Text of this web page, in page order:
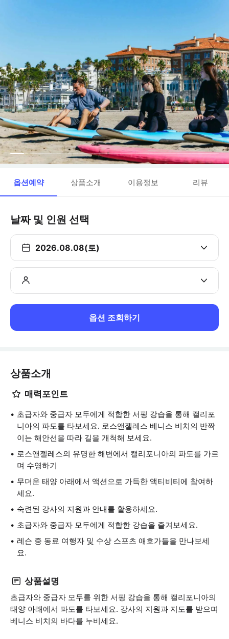
옵션예약 상품소개 이용정보 리뷰
날짜 및 인원 선택
2026.08.08(토)
옵션 조회하기
상품소개
매력포인트
초급자와 중급자 모두에게 적합한 서핑 강습을 통해 캘리포
니아의 파도를 타보세요. 로스앤젤레스 베니스 비치의 반짝
이는 해안선을 따라 길을 개척해 보세요.
로스앤젤레스의 유명한 해변에서 캘리포니아의 파도를 가르
며 수영하기
무더운 태양 아래에서 액션으로 가득한 액티비티에 참여하
세요.
숙련된 강사의 지원과 안내를 활용하세요.
초급자와 중급자 모두에게 적합한 강습을 즐겨보세요.
레슨 중 동료 여행자 및 수상 스포츠 애호가들을 만나보세
요.
상품설명
초급자와 중급자 모두를 위한 서핑 강습을 통해 캘리포니아의
태양 아래에서 파도를 타보세요. 강사의 지원과 지도를 받으며
베니스 비치의 바다를 누비세요.